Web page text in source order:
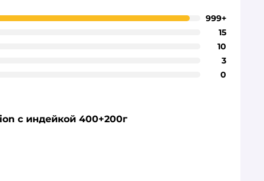
999+
15
10
3
0
с индейкой 400+200г